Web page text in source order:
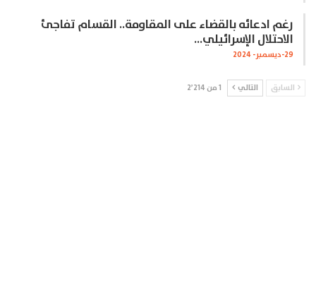
رغم ادعائه بالقضاء على المقاومة.. القسام تفاجئ
الاحتلال الإسرائيلي…
29-ديسمبر- 2024
السابق التالي 1 من 2٬214